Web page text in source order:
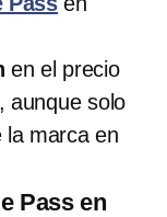
en el precio
aunque solo
la marca en
Pass en